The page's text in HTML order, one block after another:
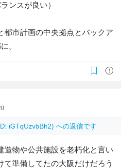
ンスが良い）
都市計画の中央拠点とバックア
。
iGTqUzvbBh2) への返信です
造物や公共施設を老朽化と言い
て準備してたの大阪だけだろう